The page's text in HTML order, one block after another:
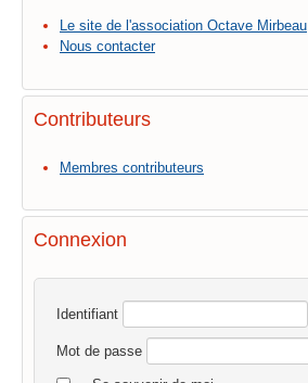
Le site de l'association Octave Mirbeau
Nous contacter
Contributeurs
Membres contributeurs
Connexion
Identifiant
Mot de passe